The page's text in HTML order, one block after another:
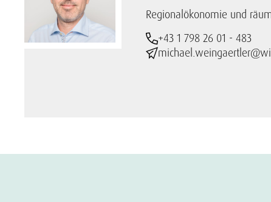
Regionalökonomie und
+43 1 798 26 01 - 483